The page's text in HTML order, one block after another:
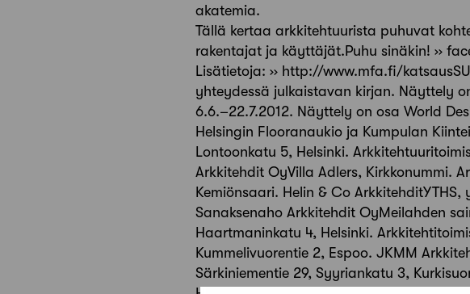
akatemia.
Tällä kertaa arkkitehtuurista puhuvat
rakentajat ja käyttäjät.Puhu sinäkin! ››
Lisätietoja: ›› http://www.mfa.fi/
yhteydessä julkaistavan kirjan. Näyttely
6.6.–22.7.2012. Näyttely on osa World
Helsingin Flooranaukio ja Kumpulan
Lontoonkatu 5, Helsinki.
Arkkitehdit OyVilla Adlers, Kirkkonummi.
Kemiönsaari. Helin & Co
Sanaksenaho Arkkitehdit OyMeilahden
Haartmaninkatu 4, Helsinki.
Kummelivuorentie 2, Espoo. JKMM
Särkiniementie 29, Syyriankatu 3,